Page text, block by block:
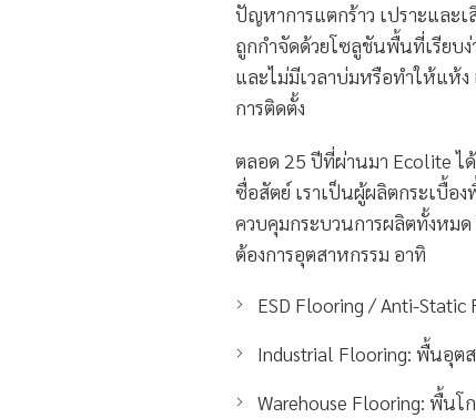
ปัญหาการแตกร้าว เปราะและ
ถูกกำจัดด้วยโซลูชันพื้นที่เรียบ
และไม่มีเวลาบ่มหรือทำให้แห้ง
การติดตั้ง
ตลอด 25 ปีที่ผ่านมา Ecolite ไ
ซื่อสัตย์ เราเป็นผู้ผลิตกระเบื้อ
ควบคุมกระบวนการผลิตทั้งหม
ต้องการอุตสาหกรรม อาทิ
ESD Flooring / Anti-
Industrial Flooring: พื้นอุต
Warehouse Flooring: พื้นโ